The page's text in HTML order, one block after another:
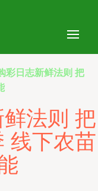
彩日志新鲜法则 把
法则 把
线下农苗